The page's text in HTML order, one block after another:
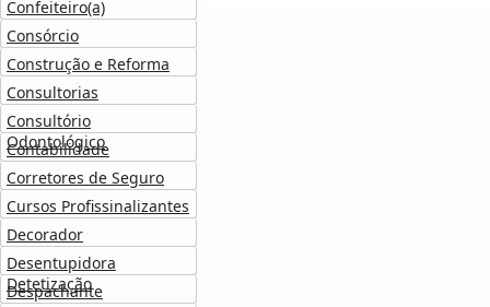
Confeiteiro(a)
Consórcio
Construção e Reforma
Consultorias
Consultório
Odontológico
Contabilidade
Corretores de Seguro
Cursos Profissinalizantes
Decorador
Desentupidora
Detetização
Despachante